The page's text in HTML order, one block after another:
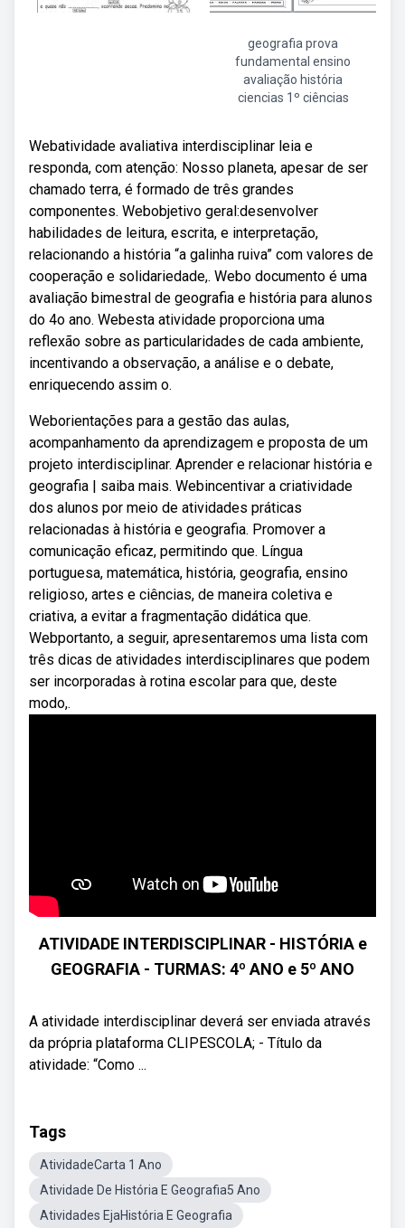
geografia prova
fundamental ensino
avaliação história
ciencias 1º ciências
Webatividade avaliativa interdisciplinar leia e
responda, com atenção: Nosso planeta, apesar de ser
chamado terra, é formado de três grandes
componentes. Webobjetivo geral:desenvolver
habilidades de leitura, escrita, e interpretação,
relacionando a história “a galinha ruiva” com valores de
cooperação e solidariedade,. Webo documento é uma
avaliação bimestral de geografia e história para alunos
do 4o ano. Webesta atividade proporciona uma
reflexão sobre as particularidades de cada ambiente,
incentivando a observação, a análise e o debate,
enriquecendo assim o.
Weborientações para a gestão das aulas,
acompanhamento da aprendizagem e proposta de um
projeto interdisciplinar. Aprender e relacionar história e
geografia | saiba mais. Webincentivar a criatividade
dos alunos por meio de atividades práticas
relacionadas à história e geografia. Promover a
comunicação eficaz, permitindo que. Língua
portuguesa, matemática, história, geografia, ensino
religioso, artes e ciências, de maneira coletiva e
criativa, a evitar a fragmentação didática que.
Webportanto, a seguir, apresentaremos uma lista com
três dicas de atividades interdisciplinares que podem
ser incorporadas à rotina escolar para que, deste
modo,.
ATIVIDADE INTERDISCIPLINAR - HISTÓRIA e
GEOGRAFIA - TURMAS: 4º ANO e 5º ANO
A atividade interdisciplinar deverá ser enviada através
da própria plataforma CLIPESCOLA; - Título da
atividade: “Como ...
Tags
AtividadeCarta 1 Ano
Atividade De História E Geografia5 Ano
Atividades EjaHistória E Geografia